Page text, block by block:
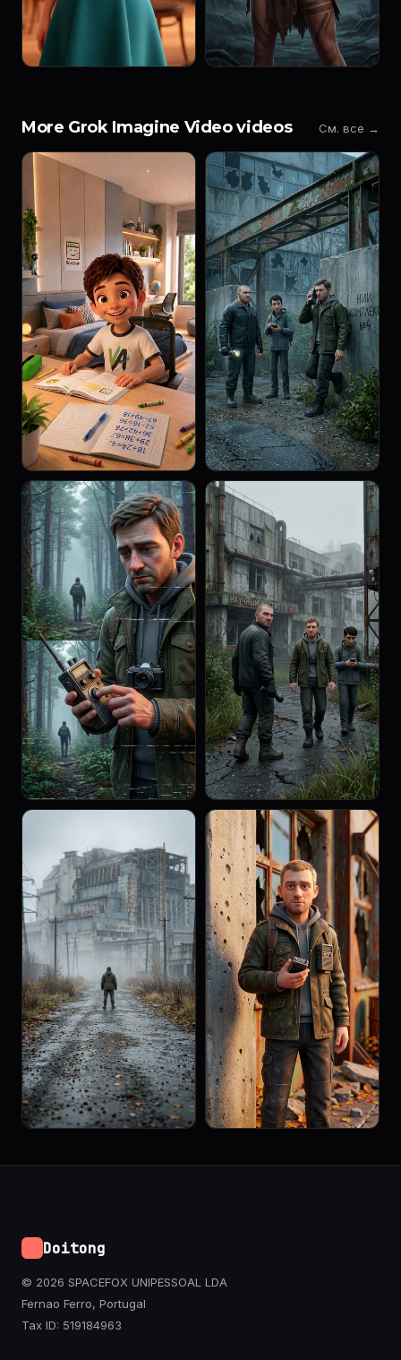
More Grok Imagine Video videos См. все →
Doitong
© 2026 SPACEFOX UNIPESSOAL LDA
Fernao Ferro, Portugal
Tax ID: 519184963